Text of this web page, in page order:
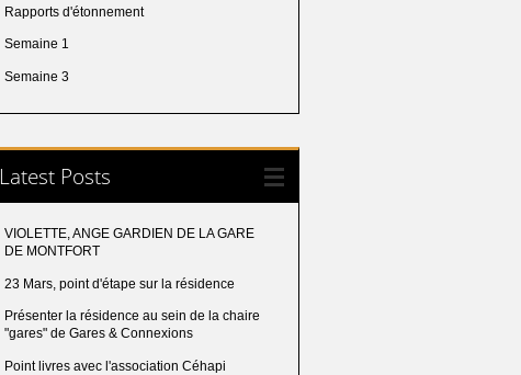
Rapports d'étonnement
Semaine 1
Semaine 3
Latest Posts
VIOLETTE, ANGE GARDIEN DE LA GARE
DE MONTFORT
23 Mars, point d'étape sur la résidence
Présenter la résidence au sein de la chaire
"gares" de Gares & Connexions
Point livres avec l'association Céhapi